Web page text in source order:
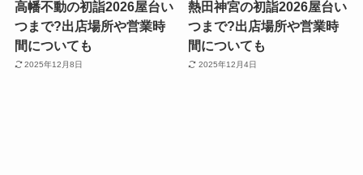
高幡不動の初詣2026屋台い
つまで?出店場所や営業時
間についても
2025年12月8日
熱田神宮の初詣2026屋台い
つまで?出店場所や営業時
間についても
2025年12月4日